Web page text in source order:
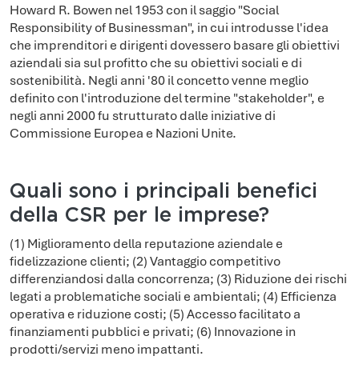
Howard R. Bowen nel 1953 con il saggio "Social
Responsibility of Businessman", in cui introdusse l'idea
che imprenditori e dirigenti dovessero basare gli obiettivi
aziendali sia sul profitto che su obiettivi sociali e di
sostenibilità. Negli anni '80 il concetto venne meglio
definito con l'introduzione del termine "stakeholder", e
negli anni 2000 fu strutturato dalle iniziative di
Commissione Europea e Nazioni Unite.
Quali sono i principali benefici
della CSR per le imprese?
(1) Miglioramento della reputazione aziendale e
fidelizzazione clienti; (2) Vantaggio competitivo
differenziandosi dalla concorrenza; (3) Riduzione dei rischi
legati a problematiche sociali e ambientali; (4) Efficienza
operativa e riduzione costi; (5) Accesso facilitato a
finanziamenti pubblici e privati; (6) Innovazione in
prodotti/servizi meno impattanti.